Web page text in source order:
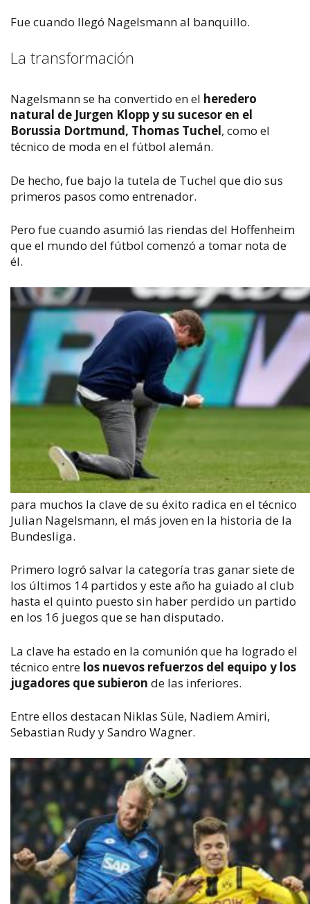
Fue cuando llegó Nagelsmann al banquillo.
La transformación
Nagelsmann se ha convertido en el heredero
natural de Jurgen Klopp y su sucesor en el
Borussia Dortmund, Thomas Tuchel, como el
técnico de moda en el fútbol alemán.
De hecho, fue bajo la tutela de Tuchel que dio sus
primeros pasos como entrenador.
Pero fue cuando asumió las riendas del Hoffenheim
que el mundo del fútbol comenzó a tomar nota de
él.
para muchos la clave de su éxito radica en el técnico
Julian Nagelsmann, el más joven en la historia de la
Bundesliga.
Primero logró salvar la categoría tras ganar siete de
los últimos 14 partidos y este año ha guiado al club
hasta el quinto puesto sin haber perdido un partido
en los 16 juegos que se han disputado.
La clave ha estado en la comunión que ha logrado el
técnico entre los nuevos refuerzos del equipo y los
jugadores que subieron de las inferiores.
Entre ellos destacan Niklas Süle, Nadiem Amiri,
Sebastian Rudy y Sandro Wagner.